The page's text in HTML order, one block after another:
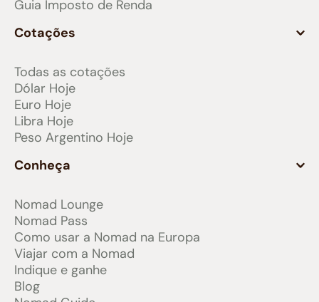
Guia Imposto de Renda
Cotações
Todas as cotações
Dólar Hoje
Euro Hoje
Libra Hoje
Peso Argentino Hoje
Conheça
Nomad Lounge
Nomad Pass
Como usar a Nomad na Europa
Viajar com a Nomad
Indique e ganhe
Blog